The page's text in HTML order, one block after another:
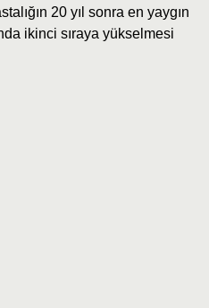
20 yıl sonra en yaygın
ikinci sıraya yükselmesi